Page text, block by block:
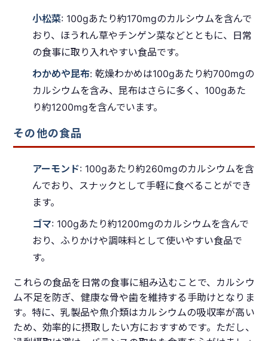
小松菜: 100gあたり約170mgのカルシウムを含んで
おり、ほうれん草やチンゲン菜などとともに、日常
の食事に取り入れやすい食品です。
わかめや昆布: 乾燥わかめは100gあたり約700mgの
カルシウムを含み、昆布はさらに多く、100gあた
り約1200mgを含んでいます。
その他の食品
アーモンド: 100gあたり約260mgのカルシウムを含
んでおり、スナックとして手軽に食べることができ
ます。
ゴマ: 100gあたり約1200mgのカルシウムを含んで
おり、ふりかけや調味料として使いやすい食品で
す。
これらの食品を日常の食事に組み込むことで、カルシウ
ム不足を防ぎ、健康な骨や歯を維持する手助けとなりま
す。特に、乳製品や魚介類はカルシウムの吸収率が高い
ため、効率的に摂取したい方におすすめです。ただし、